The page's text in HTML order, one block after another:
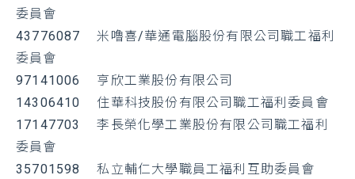
委員會
43776087 米嚕喜/華通電腦股份有限公司職工福利
委員會
97141006 亨欣工業股份有限公司
14306410 住華科技股份有限公司職工福利委員會
17147703 李長榮化學工業股份有限公司職工福利
委員會
35701598 私立輔仁大學職員工福利互助委員會